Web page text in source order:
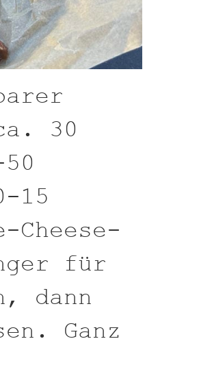
30
15
für
dann
Ganz